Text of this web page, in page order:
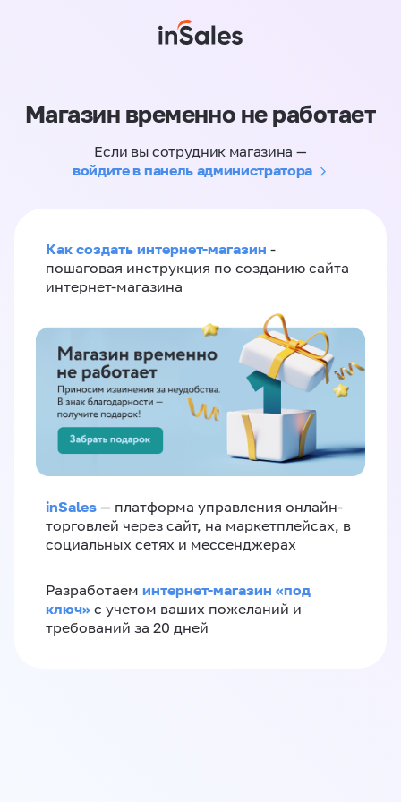
Магазин временно не работает
Если вы сотрудник магазина —
войдите в панель администратора
Как создать интернет-магазин -
пошаговая инструкция по созданию сайта
интернет-магазина
inSales — платформа управления онлайн-
торговлей через сайт, на маркетплейсах, в
социальных сетях и мессенджерах
Разработаем интернет-магазин «‎под
ключ»‎ с учетом ваших пожеланий и
требований за 20 дней